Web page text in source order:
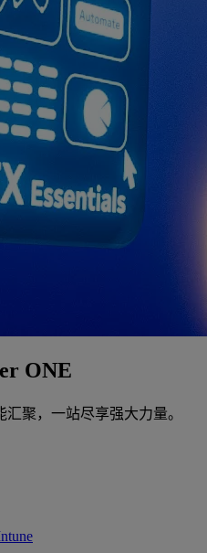
ONE
汇聚，一站尽享强大力量。